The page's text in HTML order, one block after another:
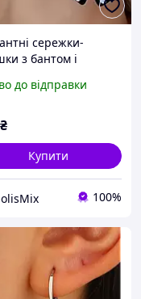
сережки-
з бантом і
(ретро/
до відправки
₴
Купити
100%